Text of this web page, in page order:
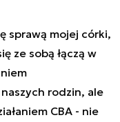
sprawą mojej córki,
ze sobą łączą w
rodzin, ale
CBA - nie